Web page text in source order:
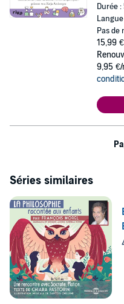
Durée
Pas de
15,99 €
9,95
Séries similaires